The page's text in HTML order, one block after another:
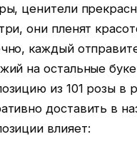
ценители
они пленят
каждый
на остальные
из 101 розы в
доставить в
влияет: